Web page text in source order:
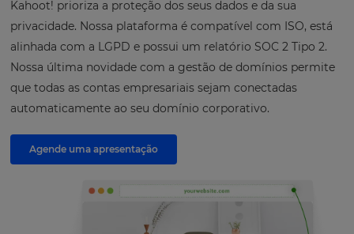
Kahoot! prioriza a proteção dos seus dados e da sua
privacidade. Nossa plataforma é compatível com ISO, está
alinhada com a LGPD e possui um relatório SOC 2 Tipo 2.
Nossa última novidade com a gestão de domínios permite
que todas as contas empresariais sejam conectadas
automaticamente ao seu domínio corporativo.
Agende uma apresentação